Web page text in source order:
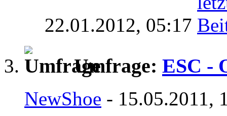
22.01.2012, 05:17
Umfrage: ESC -
NewShoe - 15.05.2011,